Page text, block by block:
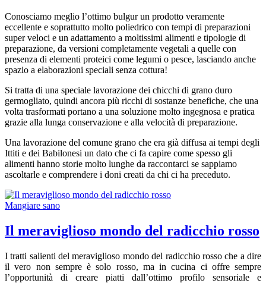
Conosciamo meglio l’ottimo bulgur un prodotto veramente
eccellente e soprattutto molto poliedrico con tempi di preparazioni
super veloci e un adattamento a moltissimi alimenti e tipologie di
preparazione, da versioni completamente vegetali a quelle con
presenza di elementi proteici come legumi o pesce, lasciando anche
spazio a elaborazioni speciali senza cottura!
Si tratta di una speciale lavorazione dei chicchi di grano duro
germogliato, quindi ancora più ricchi di sostanze benefiche, che una
volta trasformati portano a una soluzione molto ingegnosa e pratica
grazie alla lunga conservazione e alla velocità di preparazione.
Una lavorazione del comune grano che era già diffusa ai tempi degli
Ittiti e dei Babilonesi un dato che ci fa capire come spesso gli
alimenti hanno storie molto lunghe da raccontarci se sappiamo
ascoltarle e comprendere i doni creati da chi ci ha preceduto.
Mangiare sano
Il meraviglioso mondo del radicchio rosso
I tratti salienti del meraviglioso mondo del radicchio rosso che a dire
il vero non sempre è solo rosso, ma in cucina ci offre sempre
l’opportunità di creare piatti dall’ottimo profilo sensoriale e